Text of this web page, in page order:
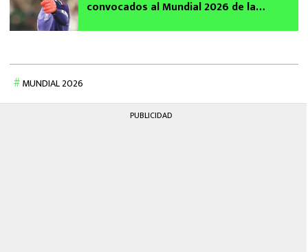
convocados al Mundial 2026 de la
MUNDIAL 2026
PUBLICIDAD